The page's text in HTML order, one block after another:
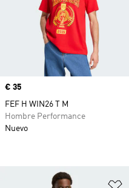
Precio
€ 35
FEF H WIN26 T M
Hombre Performance
Nuevo